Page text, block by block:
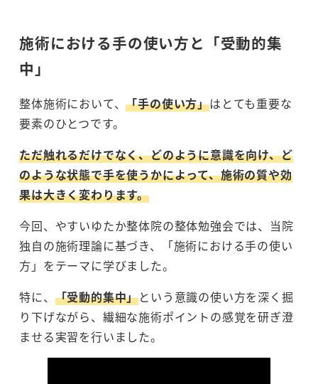
施術における手の使い方と「受動的集
中」
整体施術において、「手の使い方」はとても重要な
要素のひとつです。
ただ触れるだけでなく、どのように意識を向け、ど
のような状態で手を使うかによって、施術の質や効
果は大きく変わります。
今回、やすいゆたか整体院の整体勉強会では、当院
独自の施術理論に基づき、「施術における手の使い
方」をテーマに学びました。
特に、 「受動的集中」という意識の使い方を深く掘
り下げながら、繊細な施術ポイントの感覚を研ぎ澄
ませる実習を行いました。